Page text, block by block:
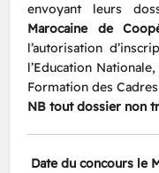
envoyant leurs
Marocaine de
l’autorisation
l’Education
Formation des
NB tout dossier non
Date du concours le